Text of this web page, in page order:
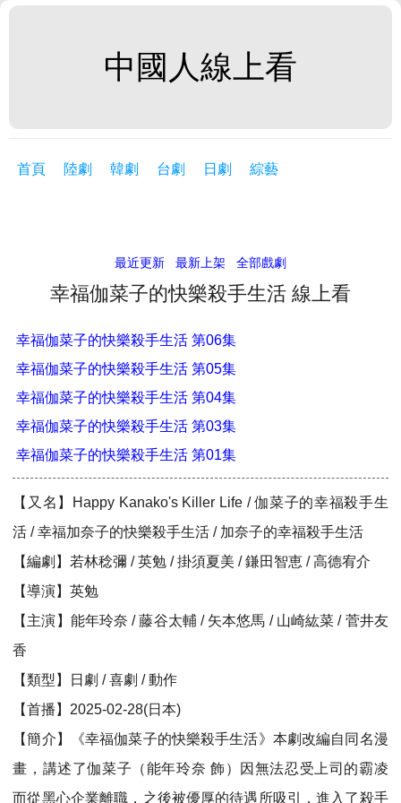
中國人線上看
首頁 陸劇 韓劇 台劇 日劇 綜藝
最近更新 最新上架 全部戲劇
幸福伽菜子的快樂殺手生活 線上看
幸福伽菜子的快樂殺手生活 第06集
幸福伽菜子的快樂殺手生活 第05集
幸福伽菜子的快樂殺手生活 第04集
幸福伽菜子的快樂殺手生活 第03集
幸福伽菜子的快樂殺手生活 第01集
【又名】Happy Kanako's Killer Life / 伽菜子的幸福殺手生
活 / 幸福加奈子的快樂殺手生活 / 加奈子的幸福殺手生活
【編劇】若林稔彌 / 英勉 / 掛須夏美 / 鎌田智恵 / 高德宥介
【導演】英勉
【主演】能年玲奈 / 藤谷太輔 / 矢本悠馬 / 山崎紘菜 / 菅井友
香
【類型】日劇 / 喜劇 / 動作
【首播】2025-02-28(日本)
【簡介】《幸福伽菜子的快樂殺手生活》本劇改編自同名漫
畫，講述了伽菜子（能年玲奈 飾）因無法忍受上司的霸凌
而從黑心企業離職，之後被優厚的待遇所吸引，進入了殺手